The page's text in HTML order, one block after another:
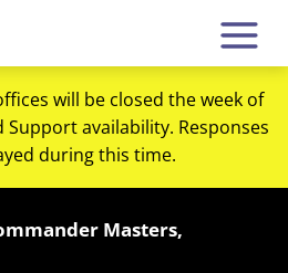
will be closed the week of
availability. Responses
during this time.
Masters,